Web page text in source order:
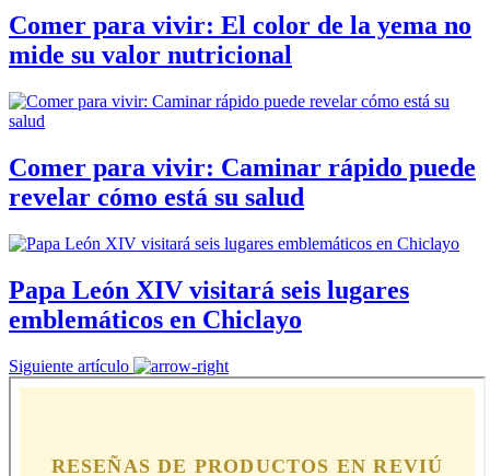
Comer para vivir: El color de la yema no
mide su valor nutricional
Comer para vivir: Caminar rápido puede
revelar cómo está su salud
Papa León XIV visitará seis lugares
emblemáticos en Chiclayo
Siguiente artículo